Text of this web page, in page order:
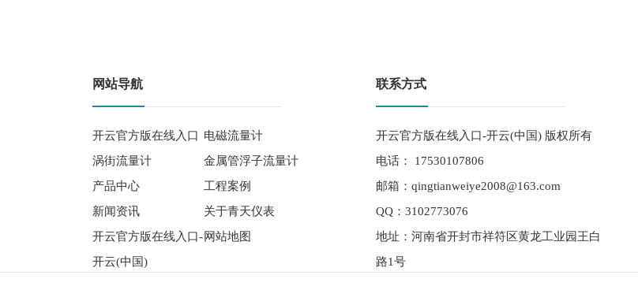
网站导航
开云官方版在线入口 电磁流量计
涡街流量计
金属管浮子流量计
产品中心
工程案例
新闻资讯
关于青天仪表
开云官方版在线入口-
开云(中国)
网站地图
联系方式
开云官方版在线入口-开云(中国) 版权所有
电话： 17530107806
邮箱：qingtianweiye2008@163.com
QQ：3102773076
地址：河南省开封市祥符区黄龙工业园王白
路1号